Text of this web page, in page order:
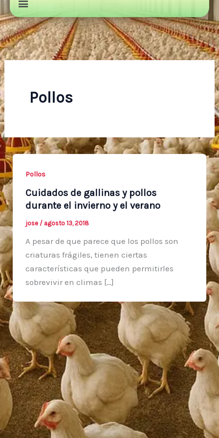
Pollos
Pollos
Cuidados de gallinas y pollos
durante el invierno y el verano
jose / agosto 13, 2018
A pesar de que parece que los pollos son
criaturas frágiles, tienen ciertas
características que pueden permitirles
sobrevivir en climas […]